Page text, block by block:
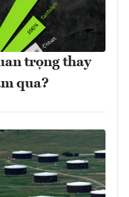
trọng thay
qua?